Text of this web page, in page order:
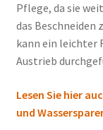
Pflege, da sie
das
kann ein leichter
Austrieb
Lesen Sie hier
und